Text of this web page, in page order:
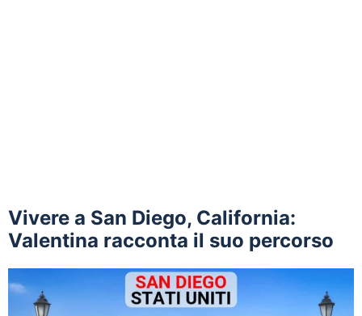
Vivere a San Diego, California:
Valentina racconta il suo percorso